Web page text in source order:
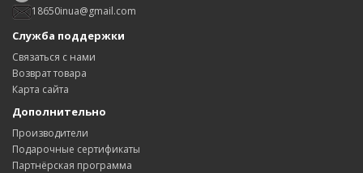
18650inua@gmail.com
Служба поддержки
Связаться с нами
Возврат товара
Карта сайта
Дополнительно
Производители
Подарочные сертификаты
Партнёрская программа